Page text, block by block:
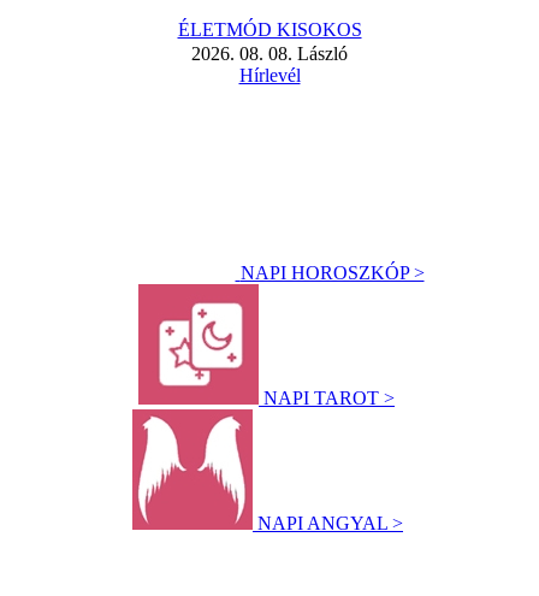
ÉLETMÓD KISOKOS
2026. 08. 08. László
Hírlevél
NAPI HOROSZKÓP >
NAPI TAROT >
NAPI ANGYAL >